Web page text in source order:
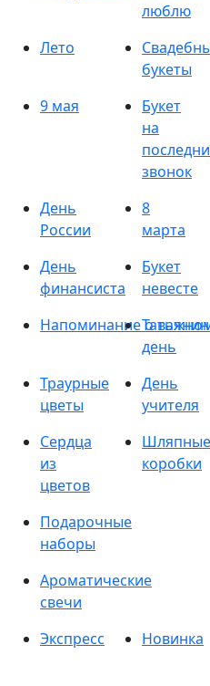
люблю
Лето
букеты
9 мая
Букет
на
звонок
День
России
8
марта
День
финансиста
Букет
невесте
Напоминание оТатьянин
день
Траурные
цветы
День
учителя
Сердца
из
цветов
Шляпные
коробки
Подарочные
наборы
Ароматические
свечи
Экспресс
Новинка